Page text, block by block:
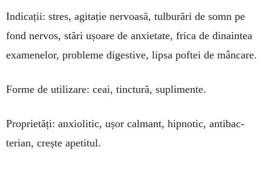
Indicații: stres, agi­tație nervoasă, tulburări de somn pe
fond nervos, stări ușoare de anxietate, frica de dinaintea
examenelor, probleme digestive, lipsa poftei de mâncare.
Forme de utilizare: ceai, tinctură, suplimente.
Proprietăți: anxiolitic, ușor calmant, hipnotic, anti­bac­
terian, crește apetitul.